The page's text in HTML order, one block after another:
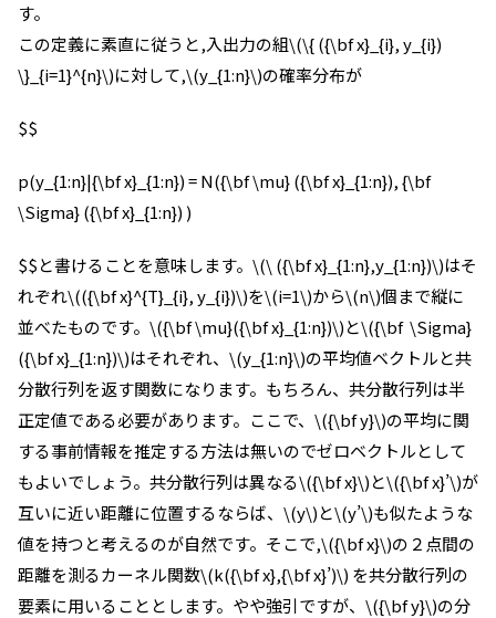
す。
この定義に素直に従うと,入出力の組\(\{ ({\bf x}_{i}, y_{i})
\}_{i=1}^{n}\)に対して,\(y_{1:n}\)の確率分布が
$$
p(y_{1:n}|{\bf x}_{1:n}) = N({\bf \mu} ({\bf x}_{1:n}), {\bf
\Sigma} ({\bf x}_{1:n}) )
$$と書けることを意味します。\(\ ({\bf x}_{1:n},y_{1:n})\)はそ
れぞれ\(({\bf x}^{T}_{i}, y_{i})\)を\(i=1\)から\(n\)個まで縦に
並べたものです。\({\bf \mu}({\bf x}_{1:n})\)と\({\bf \Sigma}
({\bf x}_{1:n})\)はそれぞれ、\(y_{1:n}\)の平均値ベクトルと共
分散行列を返す関数になります。もちろん、共分散行列は半
正定値である必要があります。ここで、\({\bf y}\)の平均に関
する事前情報を推定する方法は無いのでゼロベクトルとして
もよいでしょう。共分散行列は異なる\({\bf x}\)と\({\bf x}’\)が
互いに近い距離に位置するならば、\(y\)と\(y’\)も似たような
値を持つと考えるのが自然です。そこで,\({\bf x}\)の２点間の
距離を測るカーネル関数\(k({\bf x},{\bf x}’)\) を共分散行列の
要素に用いることとします。やや強引ですが、\({\bf y}\)の分